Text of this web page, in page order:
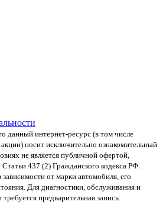
данный интернет-ресурс (в том числе
носит исключительно ознакомительный
не является публичной офертой,
437 (2) Гражданского кодекса РФ.
от марки автомобиля, его
Для диагностики, обслуживания и
предварительная запись.